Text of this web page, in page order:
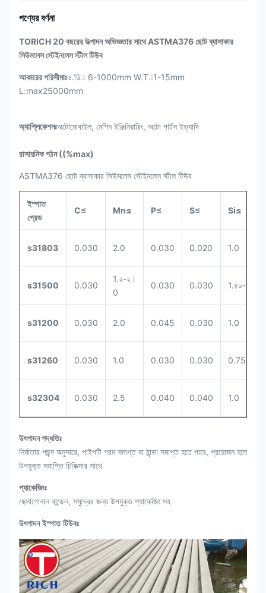
পণ্যের বর্ণনা
TORICH 20 বছরের উত্পাদন অভিজ্ঞতার সাথে ASTMA376 ছোট ব্যাসাকার
সিউমলেস স্টেইনলেস স্টীল টিউব
আকারের পরিসীমাঃও.ডি.: 6-1000mm W.T.:1-15mm
L:max25000mm
অ্যাপ্লিকেশনঃঅটোমোবাইল, মেশিন ইঞ্জিনিয়ারিং, অটো পার্টস ইত্যাদি
রাসায়নিক গঠন ((%max)
ASTMA376 ছোট ব্যাসাকার সিউমলেস স্টেইনলেস স্টীল টিউব
ইস্পাত
গ্রেড
C≤ Mn≤ P≤ S≤ Si≤
s31803 0.030 2.0 0.030 0.020 1.0
s31500 0.030
1.২-২।
0
0.030 0.030 1.৪০-২00
s31200 0.030 2.0 0.045 0.030 1.0
s31260 0.030 1.0 0.030 0.030 0.75
s32304 0.030 2.5 0.040 0.040 1.0
উৎপাদন পদ্ধতিঃ
নির্মাতার পছন্দ অনুসারে, পাইপটি গরম সমাপ্ত বা ঠান্ডা সমাপ্ত হতে পারে, প্রয়োজন হলে
উপযুক্ত সমাপ্তি চিকিত্সার সাথে
প্যাকেজিংঃ
হেক্সাগোনাল বান্ডেল, সমুদ্রের জন্য উপযুক্ত প্যাকেজিং সহ
উৎপাদন ইস্পাত টিউবঃ